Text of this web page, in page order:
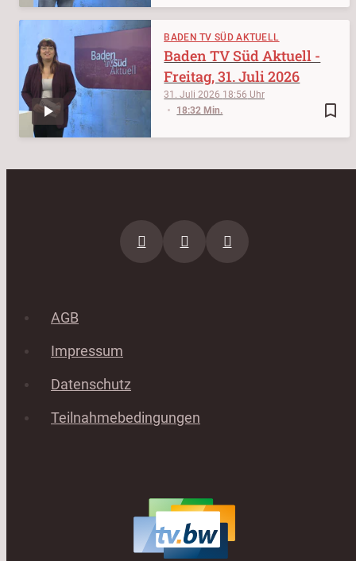
BADEN TV SÜD AKTUELL
bookmark_border
31. Juli 2026 18:56
18:32 Min.
Baden TV Süd Aktuell -
Freitag, 31. Juli 2026
AGB
Impressum
Datenschutz
Teilnahmebedingungen